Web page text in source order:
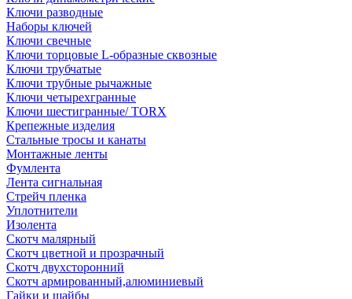
Ключи разводные
Наборы ключей
Ключи свечные
Ключи торцовые L-образные сквозные
Ключи трубчатые
Ключи трубные рычажные
Ключи четырехгранные
Ключи шестигранные/ TORX
Крепежные изделия
Стальные тросы и канаты
Монтажные ленты
Фумлента
Лента сигнальная
Стрейч пленка
Уплотнители
Изолента
Скотч малярный
Скотч цветной и прозрачный
Скотч двухсторонний
Скотч армированный,алюминиевый
Гайки и шайбы